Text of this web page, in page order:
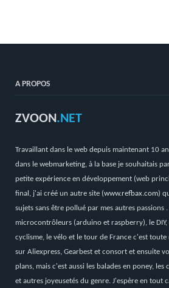
A PROPOS
ZVOON.NET
Travaillant dans le web depuis maintenant 10
dans le webmarketing, à la base je souhaitais
petite expérience en développement (web
final, j'ai créé un autre site (www.refbax.com)
sujets sans être pollué par mes autres passions
microcontrôleurs (arduino et raspberry), le
cyclisme, le vélo et le tour de France c'est toute
sur Aliexpress, Gearbest et consort et ensuite
plans, mais c'est aussi les balades en poney,
et autres joyeusetés du genre. J'espère en tout